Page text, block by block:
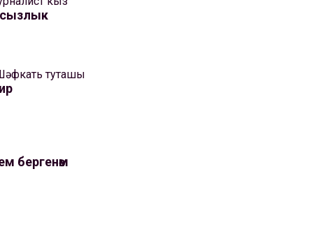
туташы
бергенәм